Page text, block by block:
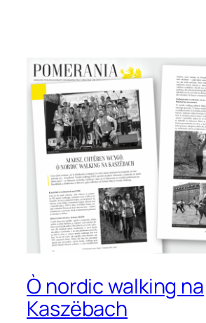
treści
Ò nordic walking na
Kaszëbach